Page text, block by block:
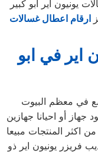
يونيون اير ابو كبير
ارقام اعطال غسالات
اير في ابو
في معظم البيوت
أو احيانا جهازين
اكثر المنتجات مبيعا
فريزر يونيون اير ذو